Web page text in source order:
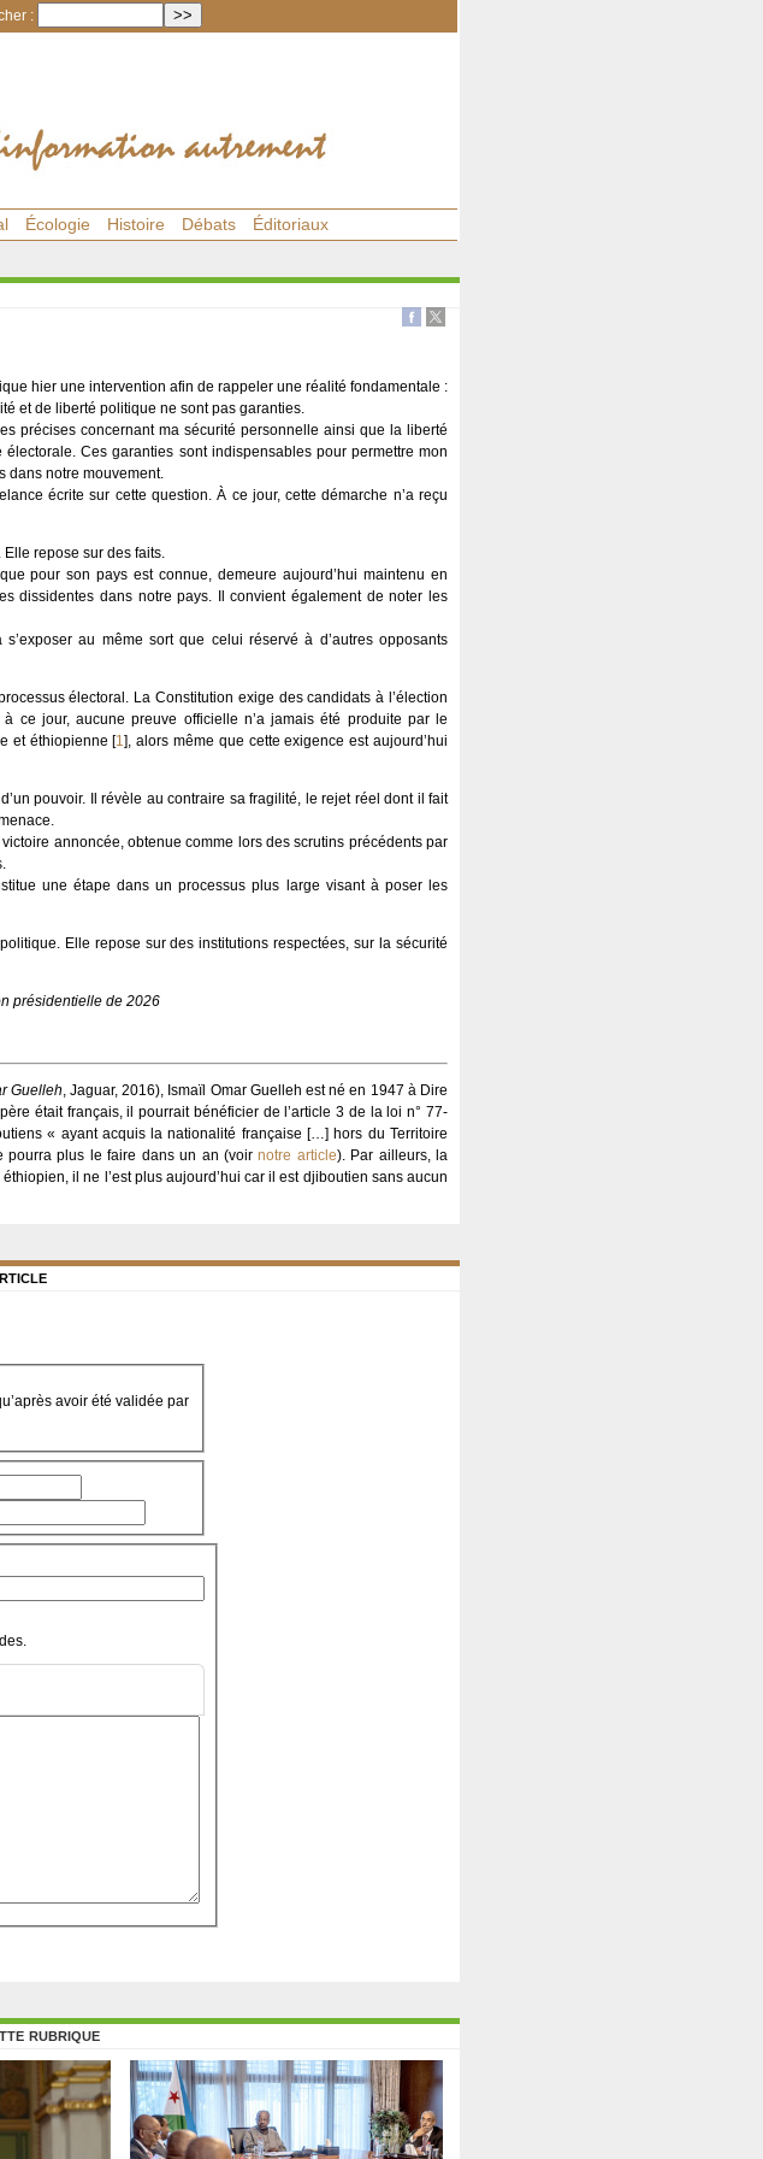
:
Écologie Histoire Débats Éditoriaux
hier une intervention afin de rappeler une réalité fondamentale :
et de liberté politique ne sont pas garanties.
précises concernant ma sécurité personnelle ainsi que la liberté
Ces garanties sont indispensables pour permettre mon
dans notre mouvement.
écrite sur cette question. À ce jour, cette démarche n’a reçu
repose sur des faits.
pour son pays est connue, demeure aujourd’hui maintenu en
dissidentes dans notre pays. Il convient également de noter les
au même sort que celui réservé à d’autres opposants
électoral. La Constitution exige des candidats à l’élection
ce jour, aucune preuve officielle n’a jamais été produite par le
et éthiopienne [1], alors même que cette exigence est aujourd’hui
pouvoir. Il révèle au contraire sa fragilité, le rejet réel dont il fait
annoncée, obtenue comme lors des scrutins précédents par
une étape dans un processus plus large visant à poser les
Elle repose sur des institutions respectées, sur la sécurité
présidentielle de 2026
Guelleh, Jaguar, 2016), Ismaïl Omar Guelleh est né en 1947 à Dire
était français, il pourrait bénéficier de l’article 3 de la loi n° 77-
« ayant acquis la nationalité française […] hors du Territoire
pourra plus le faire dans un an (voirnotre article). Par ailleurs, la
il ne l’est plus aujourd’hui car il est djiboutien sans aucun
avoir été validée par
rubrique